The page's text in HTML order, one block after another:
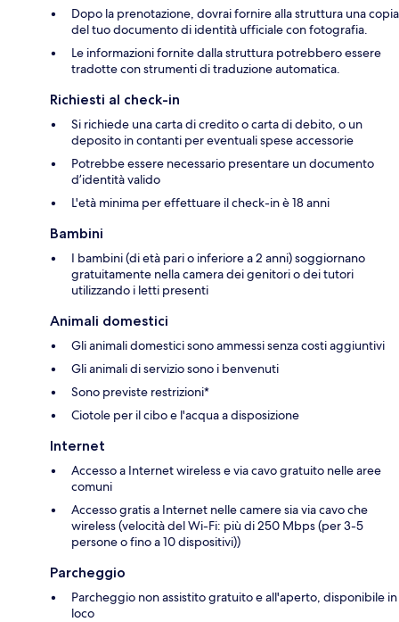
Dopo la prenotazione, dovrai fornire alla struttura una copia
del tuo documento di identità ufficiale con fotografia.
Le informazioni fornite dalla struttura potrebbero essere
tradotte con strumenti di traduzione automatica.
Richiesti al check-in
Si richiede una carta di credito o carta di debito, o un
deposito in contanti per eventuali spese accessorie
Potrebbe essere necessario presentare un documento
d’identità valido
L'età minima per effettuare il check-in è 18 anni
Bambini
I bambini (di età pari o inferiore a 2 anni) soggiornano
gratuitamente nella camera dei genitori o dei tutori
utilizzando i letti presenti
Animali domestici
Gli animali domestici sono ammessi senza costi aggiuntivi
Gli animali di servizio sono i benvenuti
Sono previste restrizioni*
Ciotole per il cibo e l'acqua a disposizione
Internet
Accesso a Internet wireless e via cavo gratuito nelle aree
comuni
Accesso gratis a Internet nelle camere sia via cavo che
wireless (velocità del Wi-Fi: più di 250 Mbps (per 3-5
persone o fino a 10 dispositivi))
Parcheggio
Parcheggio non assistito gratuito e all'aperto, disponibile in
loco